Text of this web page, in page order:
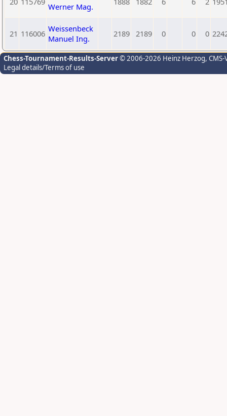
Werner Mag.
21 116006 Weissenbeck
Manuel Ing.
2189 2189 0 0 0
Chess-Tournament-Results-Server© 2006-2026 Heinz Herzog,
Legal details/Terms of use